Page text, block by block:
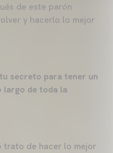
de este parón
y hacerlo lo mejor
tu secreto para tener un
largo de toda la
trato de hacer lo mejor